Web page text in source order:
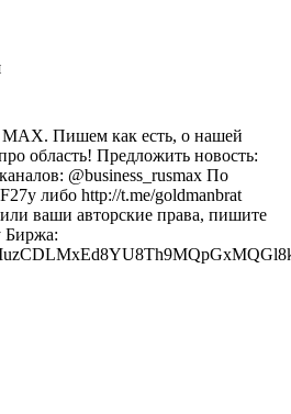
Пишем как есть, о нашей
область! Предложить новость:
@business_rusmax По
либо http://t.me/goldmanbrat
ваши авторские права, пишите
Биржа: